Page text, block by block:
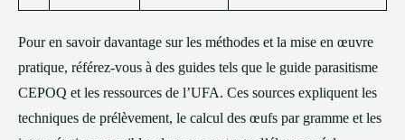
Pour en savoir davantage sur les méthodes et la mise en œuvre
pratique, référez-vous à des guides tels que le guide parasitisme
CEPOQ et les ressources de l’UFA. Ces sources expliquent les
techniques de prélèvement, le calcul des œufs par gramme et les